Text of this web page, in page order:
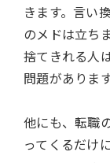
きます。言い
のメドは立ち
捨てきれる人
問題があります
他にも、転職
ってくるだけ